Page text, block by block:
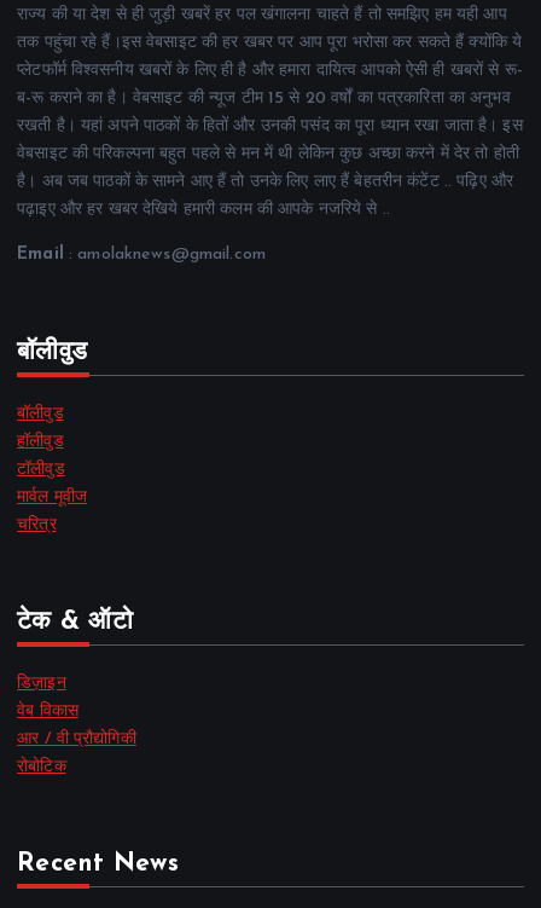
राज्य की या देश से ही जुड़ी खबरें हर पल खंगालना चाहते हैं तो समझिए हम यही आप
तक पहुंचा रहे हैं।इस वेबसाइट की हर खबर पर आप पूरा भरोसा कर सकते हैं क्योंकि ये
प्लेटफॉर्म विश्वसनीय खबरों के लिए ही है और हमारा दायित्व आपको ऐसी ही खबरों से रू-
ब-रू कराने का है। वेबसाइट की न्यूज टीम 15 से 20 वर्षों का पत्रकारिता का अनुभव
रखती है। यहां अपने पाठकों के हितों और उनकी पसंद का पूरा ध्यान रखा जाता है। इस
वेबसाइट की परिकल्पना बहुत पहले से मन में थी लेकिन कुछ अच्छा करने में देर तो होती
है। अब जब पाठकों के सामने आए हैं तो उनके लिए लाए हैं बेहतरीन कंटेंट .. पढ़िए और
पढ़ाइए और हर खबर देखिये हमारी कलम की आपके नजरिये से ..
Email : amolaknews@gmail.com
बॉलीवुड
बॉलीवुड
हॉलीवुड
टॉलीवुड
मार्वल मूवीज
चरित्र
टेक & ऑटो
डिज़ाइन
वेब विकास
आर / वी प्रौद्योगिकी
रोबोटिक
Recent News